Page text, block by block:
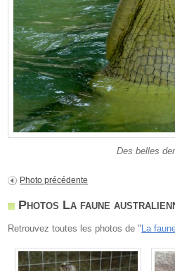
Des belles
Photo précédente
Photos La faune
Retrouvez toutes les photos de " La